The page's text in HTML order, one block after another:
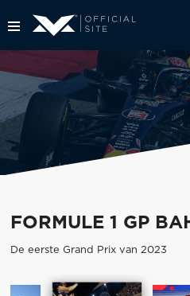
FORMULE 1 GP
De eerste Grand Prix van 2023